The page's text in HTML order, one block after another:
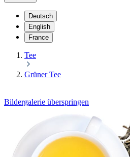
Deutsch
English
France
Tee
Grüner Tee
Bildergalerie überspringen